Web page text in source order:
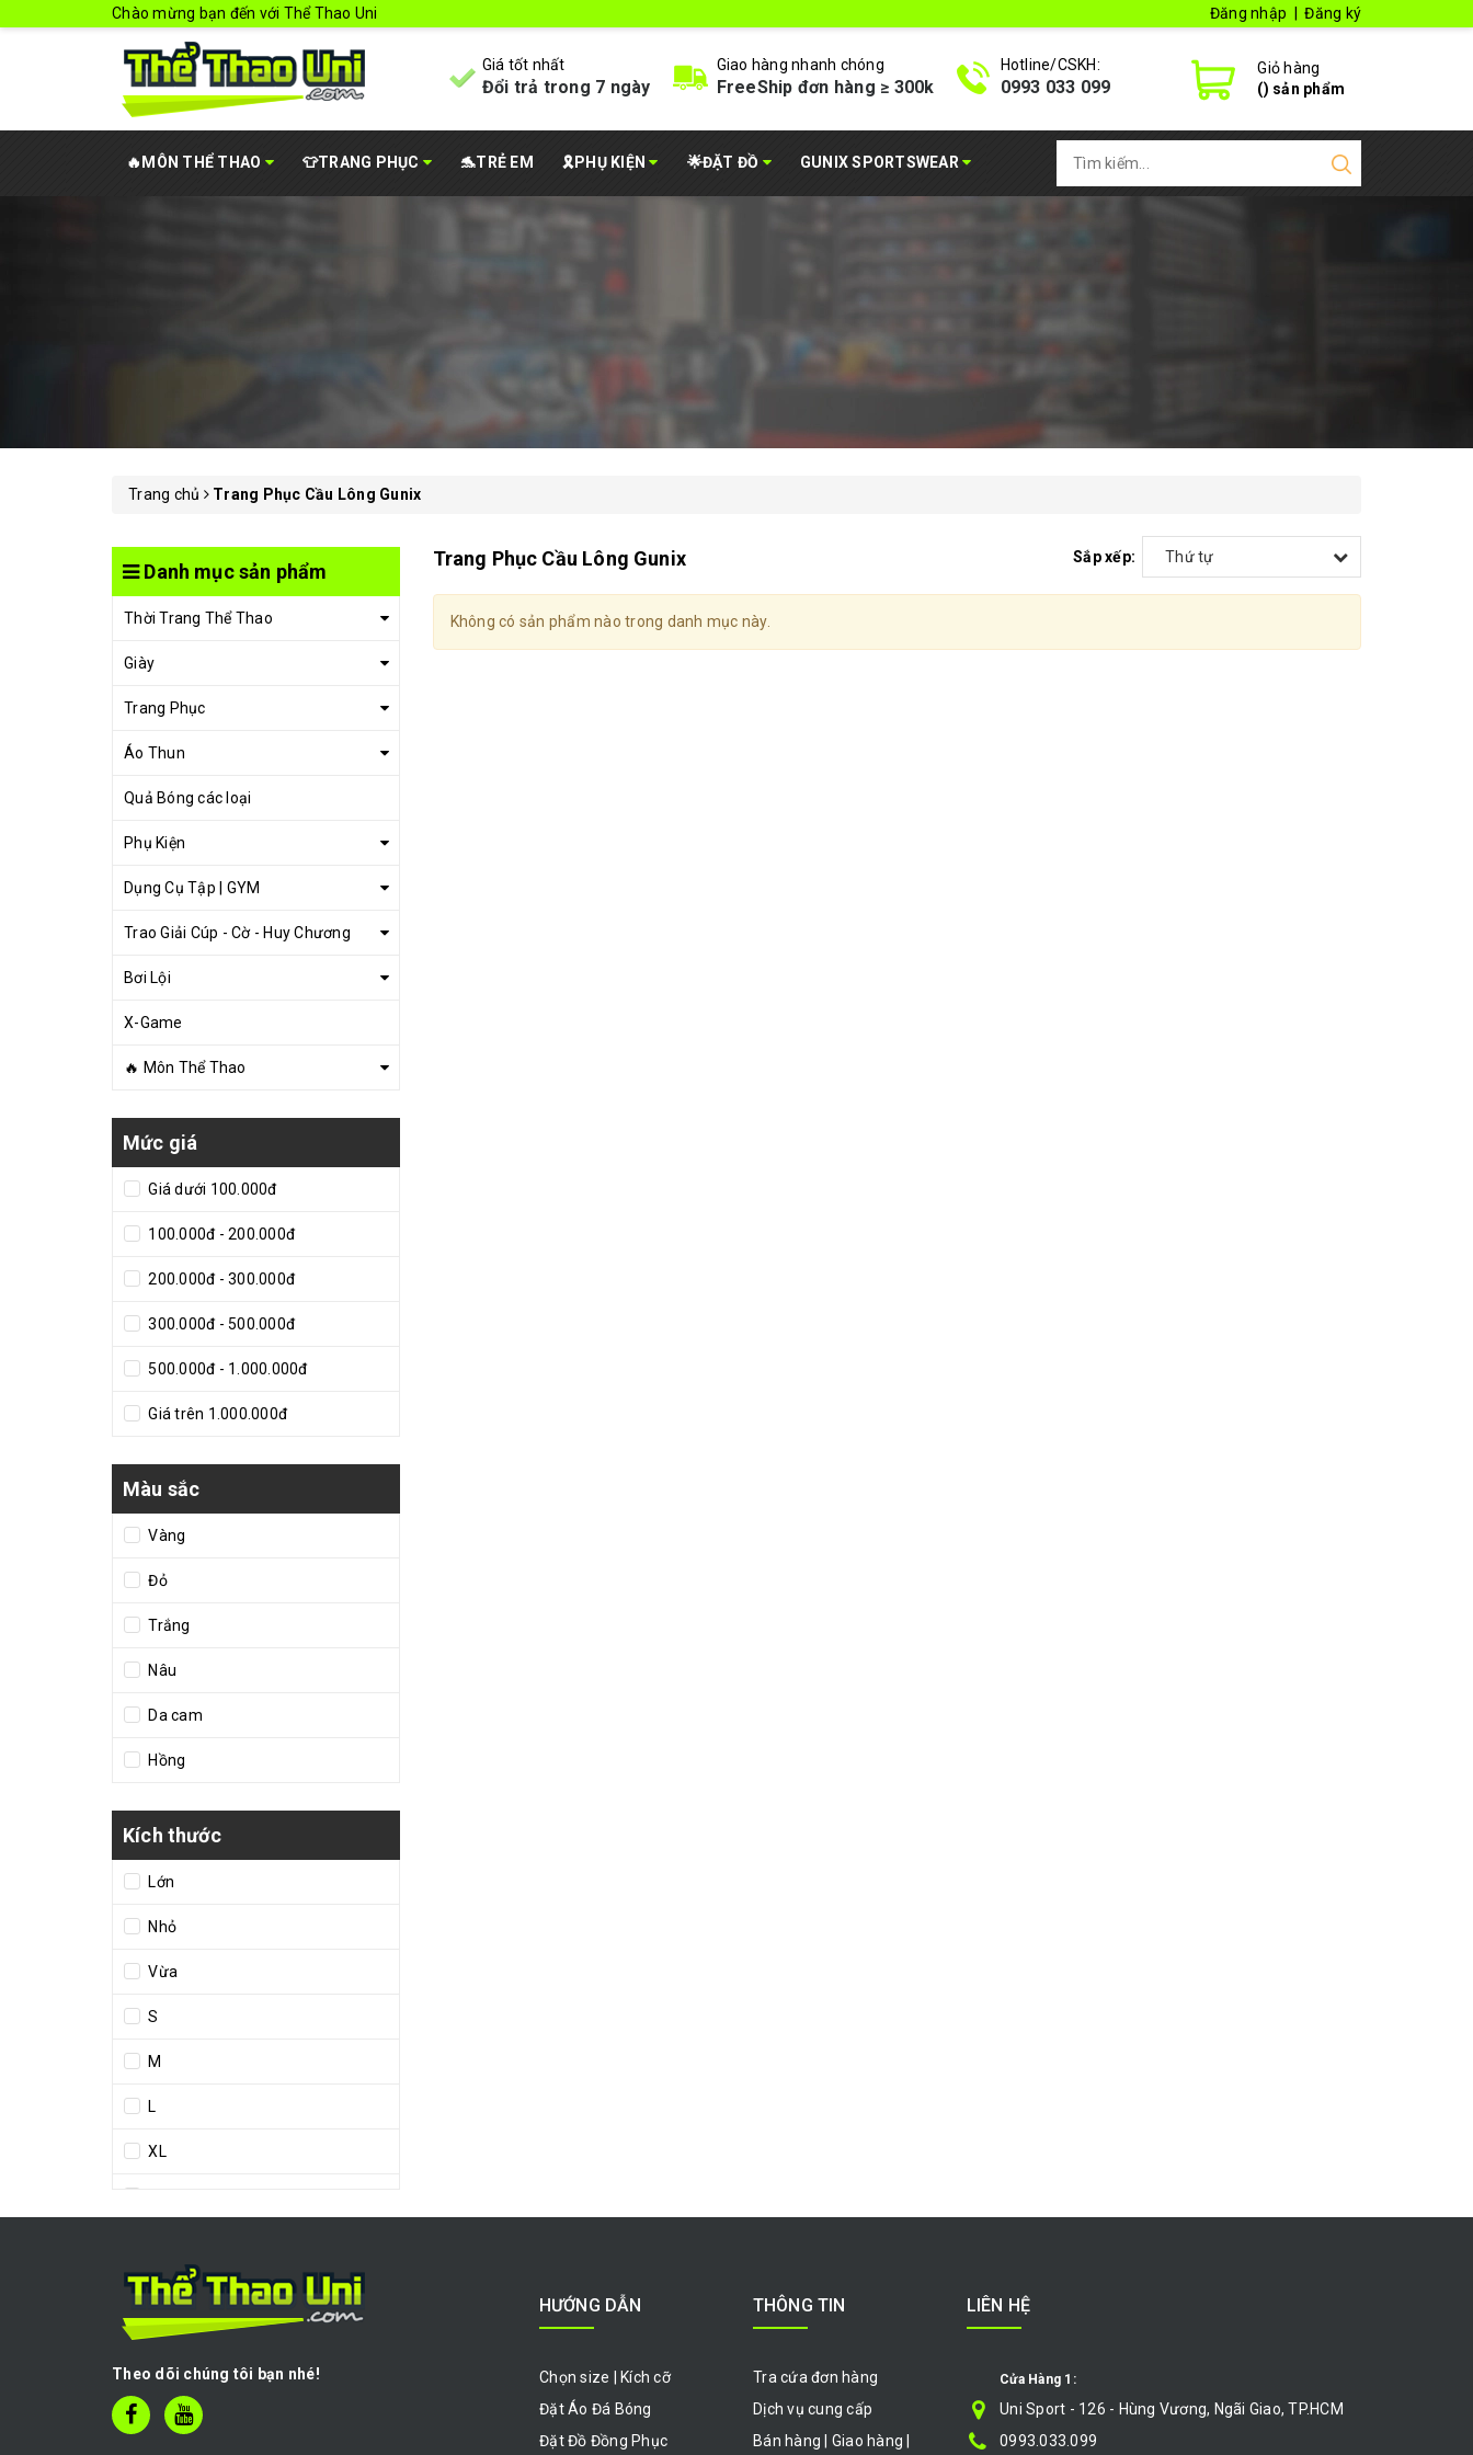
Chào mừng bạn đến với Thể Thao Uni Đăng nhập Đăng ký
Giá tốt nhất
Đổi trả trong 7 ngày
Giao hàng nhanh chóng
FreeShip đơn hàng ≥ 300k
Hotline/CSKH:
0993 033 099
Giỏ hàng
() sản phẩm
🔥MÔN THỂ THAO 👕TRANG PHỤC 🐬TRẺ EM 🎗️PHỤ KIỆN 🌟ĐẶT ĐỒ GUNIX SPORTSWEAR
Trang chủ Trang Phục Cầu Lông Gunix
Trang Phục Cầu Lông Gunix Sắp xếp: Thứ tự
Không có sản phẩm nào trong danh mục này.
Danh mục sản phẩm
Thời Trang Thể Thao
Giày
Trang Phục
Áo Thun
Quả Bóng các loại
Phụ Kiện
Dụng Cụ Tập | GYM
Trao Giải Cúp - Cờ - Huy Chương
Bơi Lội
X-Game
🔥 Môn Thể Thao
Mức giá
Giá dưới 100.000đ
100.000đ - 200.000đ
200.000đ - 300.000đ
300.000đ - 500.000đ
500.000đ - 1.000.000đ
Giá trên 1.000.000đ
Màu sắc
Vàng
Đỏ
Trắng
Nâu
Da cam
Hồng
Kích thước
Lớn
Nhỏ
Vừa
S
M
L
XL
40
42
43
Theo dõi chúng tôi bạn nhé!
HƯỚNG DẪN
Chọn size | Kích cỡ
Đặt Áo Đá Bóng
Đặt Đồ Đồng Phục
THÔNG TIN
Tra cứa đơn hàng
Dịch vụ cung cấp
Bán hàng | Giao hàng |
LIÊN HỆ
Cửa Hàng 1:
Uni Sport - 126 - Hùng Vương, Ngãi Giao, TP.HCM
0993.033.099